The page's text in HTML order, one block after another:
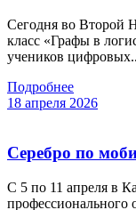
Сегодня во Второй
класс «Графы в
учеников
Подробнее
18 апреля 2026
Серебро по
С 5 по 11 апреля в
профессионального